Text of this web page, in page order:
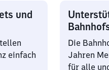
und
einfach
Die
Jahren
für alle